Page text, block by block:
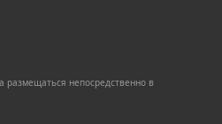
размещаться непосредственно в